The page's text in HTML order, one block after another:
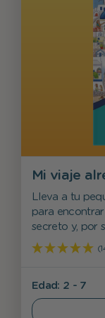
Mi viaje
Lleva a tu
para
secreto y, por
Edad: 2 - 7